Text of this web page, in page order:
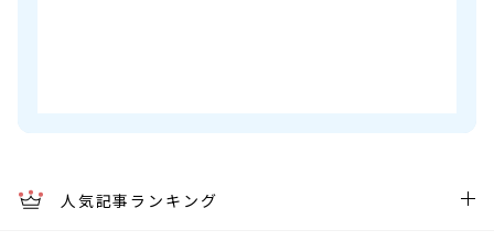
人気記事ランキング